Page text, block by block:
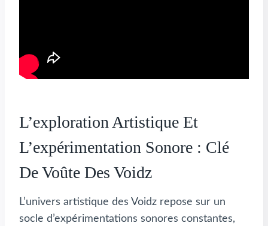
L’exploration Artistique Et
L’expérimentation Sonore : Clé
De Voûte Des Voidz
L’univers artistique des Voidz repose sur un
socle d’expérimentations sonores constantes,